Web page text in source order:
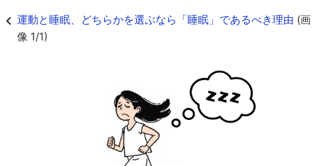
運動と睡眠、どちらかを選ぶなら「睡眠」であるべき理由 (画
像 1/1)